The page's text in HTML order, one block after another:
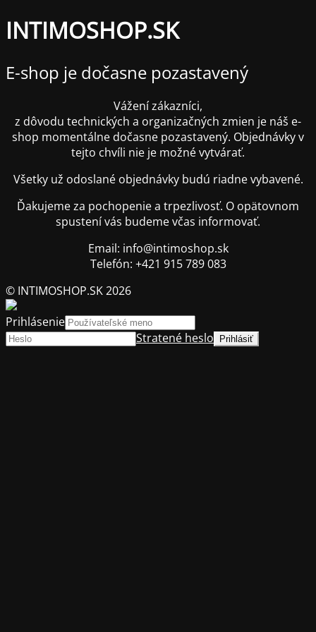
INTIMOSHOP.SK
E-shop je dočasne pozastavený
Vážení zákazníci,
z dôvodu technických a organizačných zmien je náš e-
shop momentálne dočasne pozastavený. Objednávky v
tejto chvíli nie je možné vytvárať.
Všetky už odoslané objednávky budú riadne vybavené.
Ďakujeme za pochopenie a trpezlivosť. O opätovnom
spustení vás budeme včas informovať.
Email: info@intimoshop.sk
Telefón: +421 915 789 083
© INTIMOSHOP.SK 2026
Prihlásenie
Stratené heslo